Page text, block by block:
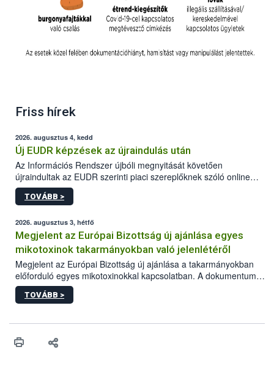
Friss hírek
2026. augusztus 4, kedd
Új EUDR képzések az újraindulás után
Az Információs Rendszer újbóli megnyitását követően
újraindultak az EUDR szerinti piaci szereplőknek szóló online
képzések.
TOVÁBB >
2026. augusztus 3, hétfő
Megjelent az Európai Bizottság új ajánlása egyes
mikotoxinok takarmányokban való jelenlétéről
Megjelent az Európai Bizottság új ajánlása a takarmányokban
előforduló egyes mikotoxinokkal kapcsolatban. A dokumentum
2027-től új irányértékek alkalmazását írja elő, és a jelenleg
hatályos uniós ajánlások helyébe lép.
TOVÁBB >